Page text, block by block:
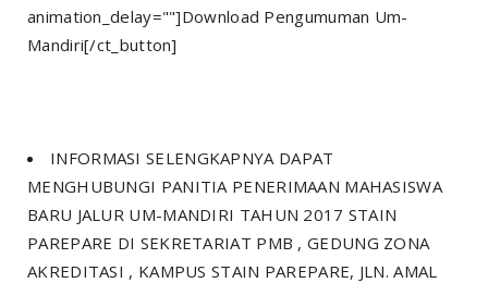
animation_delay=""]Download Pengumuman Um-
Mandiri[/ct_button]
INFORMASI SELENGKAPNYA DAPAT
MENGHUBUNGI PANITIA PENERIMAAN MAHASISWA
BARU JALUR UM-MANDIRI TAHUN 2017 STAIN
PAREPARE DI SEKRETARIAT PMB , GEDUNG ZONA
AKREDITASI , KAMPUS STAIN PAREPARE, JLN. AMAL